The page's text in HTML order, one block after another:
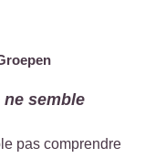
semble
pas comprendre